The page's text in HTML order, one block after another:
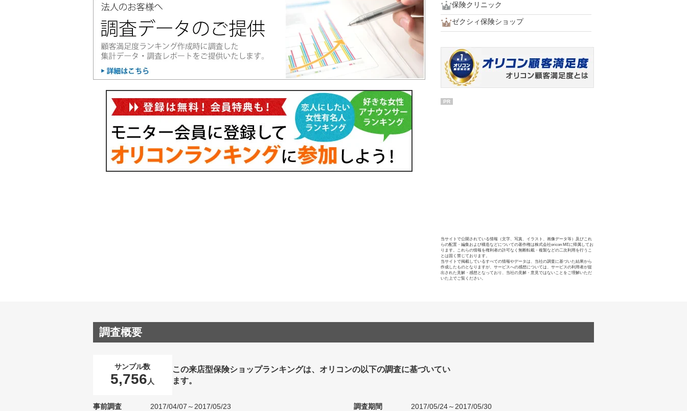
保険クリニック
ゼクシィ保険ショップ
PR
当サイトで公開されている情報（文字、写真、イラスト、画像データ等）及びこれ
らの配置・編集および構造などについての著作権は株式会社oricon MEに帰属してお
ります。これらの情報を権利者の許可なく無断転載・複製などの二次利用を行うこ
とは固く禁じております。
当サイトで掲載しているすべての情報やデータは、当社の調査に基づいた結果から
作成したものとなりますが、サービスへの感想については、サービスの利用者が提
出された見解・感想となっており、当社の見解・意見ではないことをご理解いただ
いた上でご覧ください。
調査概要
サンプル数
5,756 人
この来店型保険ショップランキングは、オリコンの以下の調査に基づいてい
ます。
事前調査
2017/04/07～2017/05/23
調査期間
2017/05/24～2017/05/30